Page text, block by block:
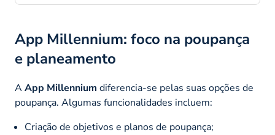
App Millennium: foco na poupança
e planeamento
AApp Millennium diferencia-se pelas suas opções de
poupança. Algumas funcionalidades incluem:
Criação de objetivos e planos de poupança;